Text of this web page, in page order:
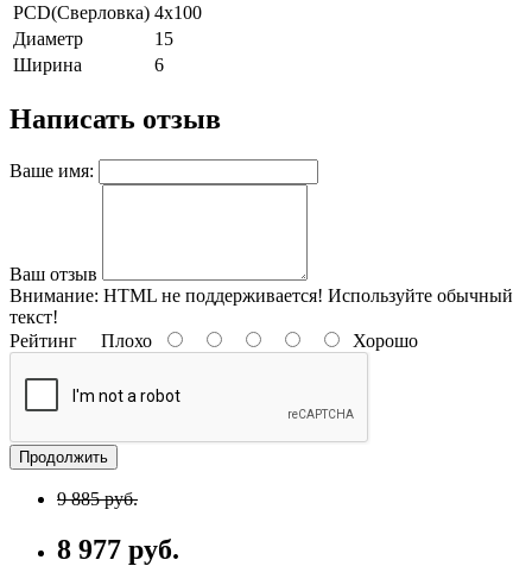
PCD(Сверловка) 4x100
Диаметр
15
Ширина
6
Написать отзыв
Ваше имя:
Ваш отзыв
Внимание: HTML не поддерживается! Используйте обычный
текст!
Рейтинг Плохо Хорошо
Продолжить
9 885 руб.
8 977 руб.